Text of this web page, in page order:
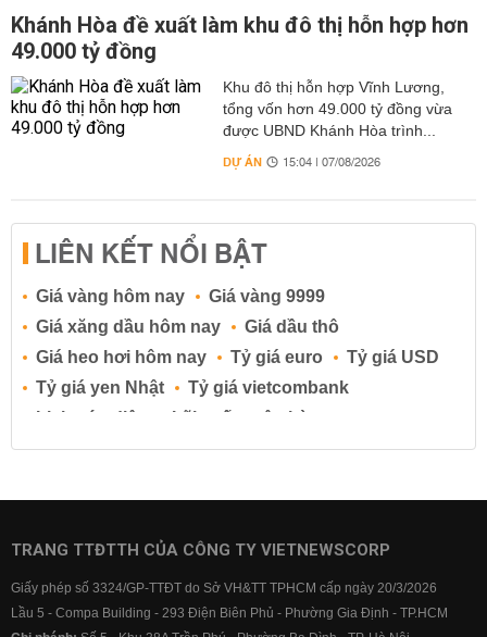
Khánh Hòa đề xuất làm khu đô thị hỗn hợp hơn
49.000 tỷ đồng
Khu đô thị hỗn hợp Vĩnh Lương,
tổng vốn hơn 49.000 tỷ đồng vừa
được UBND Khánh Hòa trình...
DỰ ÁN 15:04 | 07/08/2026
LIÊN KẾT NỔI BẬT
Giá vàng hôm nay
Giá vàng 9999
Giá xăng dầu hôm nay
Giá dầu thô
Giá heo hơi hôm nay
Tỷ giá euro
Tỷ giá USD
Tỷ giá yen Nhật
Tỷ giá vietcombank
Lịch cúp điện
Lãi suất ngân hàng
Lãi suất tiết kiệm
Lãi suất tiền gửi
Lãi suất ngân hàng BIDV
Lãi suất ngân hàng Vietcombank
TRANG TTĐTTH CỦA CÔNG TY VIETNEWSCORP
Giấy phép số 3324/GP-TTĐT do Sở VH&TT TPHCM cấp ngày 20/3/2026
Lầu 5 - Compa Building - 293 Điện Biên Phủ - Phường Gia Định - TP.HCM